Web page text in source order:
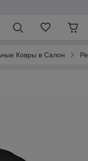
Ковры в Салон